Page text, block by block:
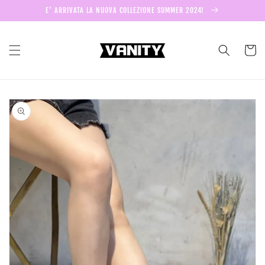
direttamente
ai contenuti
E' ARRIVATA LA NUOVA COLLEZIONE SUMMER 2024!
Carrello
Passa alle
informazioni
sul prodotto